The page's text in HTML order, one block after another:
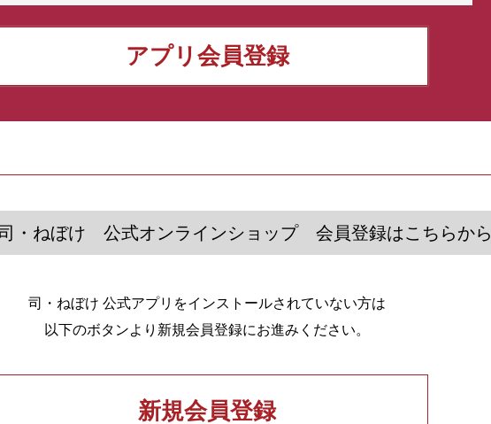
須
アプリ会員登録
・ねぼけ 公式オンラインショップ 会員登録はこちらから
司・ねぼけ 公式アプリをインストールされていない方は
以下のボタンより新規会員登録にお進みください。
新規会員登録